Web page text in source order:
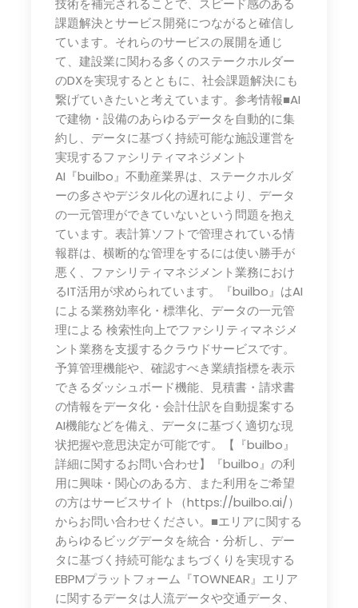
技術を補完されることで、スピード感のある
課題解決とサービス開発につながると確信し
ています。それらのサービスの展開を通じ
て、建設業に関わる多くのステークホルダー
のDXを実現するとともに、社会課題解決にも
繋げていきたいと考えています。参考情報■AI
で建物・設備のあらゆるデータを自動的に集
約し、データに基づく持続可能な施設運営を
実現するファシリティマネジメント
AI『builbo』不動産業界は、ステークホルダ
ーの多さやデジタル化の遅れにより、データ
の一元管理ができていないという問題を抱え
ています。表計算ソフトで管理されている情
報群は、横断的な管理をするには使い勝手が
悪く、ファシリティマネジメント業務におけ
るIT活用が求められています。『builbo』はAI
による業務効率化・標準化、データの一元管
理による 検索性向上でファシリティマネジメ
ント業務を支援するクラウドサービスです。
予算管理機能や、確認すべき業績指標を表示
できるダッシュボード機能、見積書・請求書
の情報をデータ化・会計仕訳を自動提案する
AI機能などを備え、データに基づく適切な現
状把握や意思決定が可能です。【『builbo』
詳細に関するお問い合わせ】『builbo』の利
用に興味・関心のある方、また利用をご希望
の方はサービスサイト（https://builbo.ai/）
からお問い合わせください。■エリアに関する
あらゆるビッグデータを統合・分析し、デー
タに基づく持続可能なまちづくりを実現する
EBPMプラットフォーム『TOWNEAR』エリア
に関するデータは人流データや交通データ、